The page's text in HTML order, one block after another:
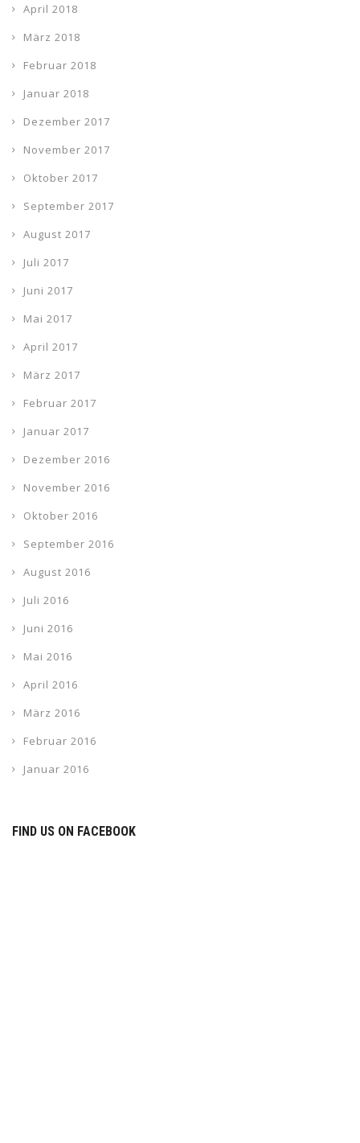
April 2018
März 2018
Februar 2018
Januar 2018
Dezember 2017
November 2017
Oktober 2017
September 2017
August 2017
Juli 2017
Juni 2017
Mai 2017
April 2017
März 2017
Februar 2017
Januar 2017
Dezember 2016
November 2016
Oktober 2016
September 2016
August 2016
Juli 2016
Juni 2016
Mai 2016
April 2016
März 2016
Februar 2016
Januar 2016
FIND US ON FACEBOOK